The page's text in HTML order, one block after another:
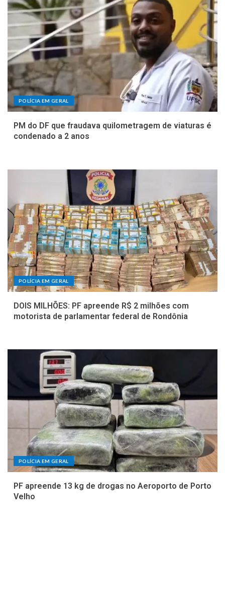
POLÍCIA EM GERAL
PM do DF que fraudava quilometragem de viaturas é
condenado a 2 anos
POLÍCIA EM GERAL
DOIS MILHÕES: PF apreende R$ 2 milhões com
motorista de parlamentar federal de Rondônia
POLÍCIA EM GERAL
PF apreende 13 kg de drogas no Aeroporto de Porto
Velho